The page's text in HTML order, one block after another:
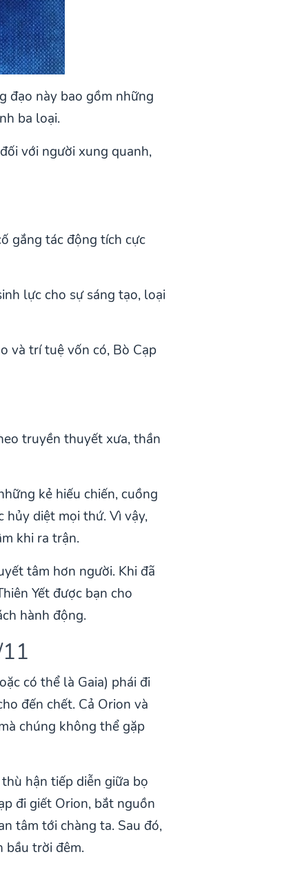
đạo này bao gồm những
ba loại.
với người xung quanh,
gắng tác động tích cực
lực cho sự sáng tạo, loại
và trí tuệ vốn có, Bò Cạp
truyền thuyết xưa, thần
kẻ hiếu chiến, cuồng
diệt mọi thứ. Vì vậy,
khi ra trận.
tâm hơn người. Khi đã
Yết được bạn cho
hành động.
có thể là Gaia) phái đi
đến chết. Cả Orion và
chúng không thể gặp
hận tiếp diễn giữa bọ
đi giết Orion, bắt nguồn
tâm tới chàng ta. Sau đó,
bầu trời đêm.